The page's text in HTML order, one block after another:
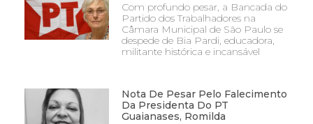
Com profundo pesar, a Bancada do
Partido dos Trabalhadores na
Câmara Municipal de São Paulo se
despede de Bia Pardi, educadora,
militante histórica e incansável
Nota De Pesar Pelo Falecimento
Da Presidenta Do PT
Guaianases, Romilda